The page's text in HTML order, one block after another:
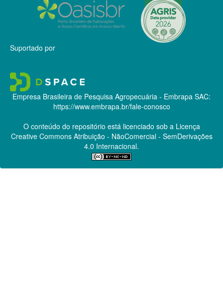
Suportado por
Empresa Brasileira de Pesquisa Agropecuária - Embrapa SAC:
https://www.embrapa.br/fale-conosco
O conteúdo do repositório está licenciado sob a Licença
Creative CommonsAtribuição - NãoComercial - SemDerivações
4.0 Internacional.